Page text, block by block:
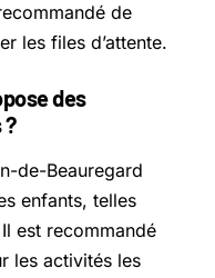
de
les files d’attente.
des
de-Beauregard
enfants, telles
est recommandé
les activités les